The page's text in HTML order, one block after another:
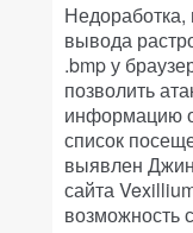
вывода
.bmp у
позволить
информацию о
список
выявлен
сайта
возможность